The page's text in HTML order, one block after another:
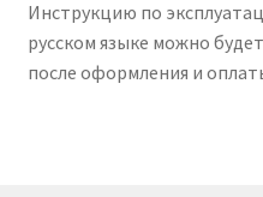
Инструкцию по
русском языке можно
после оформления и